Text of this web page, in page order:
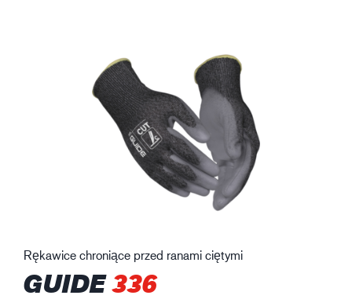
Rękawice chroniące przed ranami ciętymi
GUIDE336